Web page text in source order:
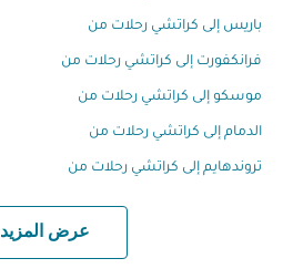
باريس إلى كراتشي رحلات من
فرانكفورت إلى كراتشي رحلات من
موسكو إلى كراتشي رحلات من
الدمام إلى كراتشي رحلات من
تروندهايم إلى كراتشي رحلات من
عرض المزيد